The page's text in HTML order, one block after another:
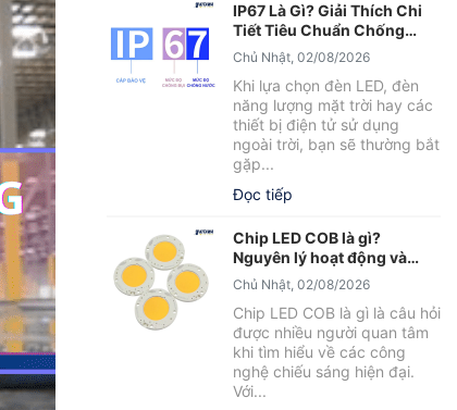
IP67 Là Gì? Giải Thích Chi
Tiết Tiêu Chuẩn Chống
Nước IP67
Chủ Nhật, 02/08/2026
Khi lựa chọn đèn LED, đèn
năng lượng mặt trời hay các
thiết bị điện tử sử dụng
ngoài trời, bạn sẽ thường bắt
gặp...
Đọc tiếp
Chip LED COB là gì?
Nguyên lý hoạt động và
những điều cần biết
Chủ Nhật, 02/08/2026
Chip LED COB là gì là câu hỏi
được nhiều người quan tâm
khi tìm hiểu về các công
nghệ chiếu sáng hiện đại.
Với...